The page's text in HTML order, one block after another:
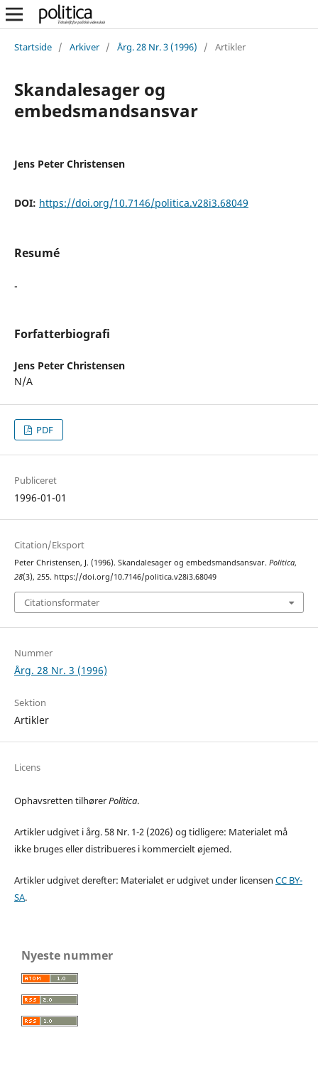
Startside / Arkiver / Årg. 28 Nr. 3 (1996) / Artikler
Skandalesager og
embedsmandsansvar
Jens Peter Christensen
DOI: https://doi.org/10.7146/politica.v28i3.68049
Resumé
-
Forfatterbiografi
Jens Peter Christensen
N/A
PDF
Publiceret
1996-01-01
Citation/Eksport
Peter Christensen, J. (1996). Skandalesager og embedsmandsansvar. Politica,
28(3), 255. https://doi.org/10.7146/politica.v28i3.68049
Citationsformater
Nummer
Årg. 28 Nr. 3 (1996)
Sektion
Artikler
Licens
Ophavsretten tilhørerPolitica.
Artikler udgivet i årg. 58 Nr. 1-2 (2026) og tidligere: Materialet må
ikke bruges eller distribueres i kommercielt øjemed.
Artikler udgivet derefter: Materialet er udgivet under licensen CC BY-
SA.
Nyeste nummer